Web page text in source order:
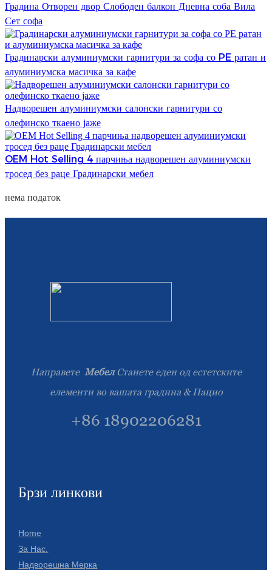
Градина Отворен двор Слободен балкон Дневна соба Вила
Сет софа
Градинарски алуминиумски гарнитури за софа со PE ратан и
алуминиумска масичка за кафе
Надворешен алуминиумски салонски гарнитури со
олефинско ткаено јаже
OEM Hot Selling 4 парчиња надворешен алуминиумски
тросед без раце Градинарски мебел
нема податок
Направете МебелСтанете еден од естетските
елементи во вашата градина & Пацио
+86 18902206281
Брзи линкови
Home
За Нас.
Надворешна Мерка